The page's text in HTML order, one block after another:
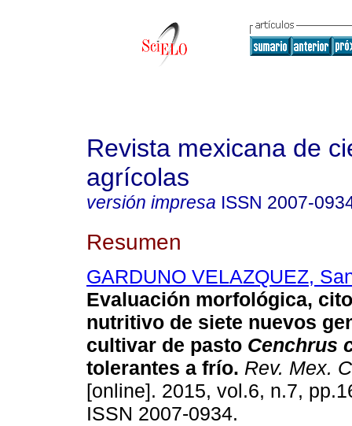
Revista mexicana de
agrícolas
versión impresa ISSN 2007-
Resumen
GARDUNO VELAZQUEZ,
Evaluación morfológica,
nutritivo de siete nuevos
cultivar de pasto Cenchrus
tolerantes a frío. Rev. Mex.
[online]. 2015, vol.6, n.7,
ISSN 2007-0934.